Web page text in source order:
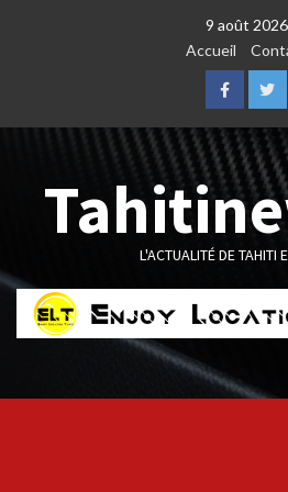
9 août 2026
Accueil
Facebook
L'ACTUALITÉ DE TAHITI